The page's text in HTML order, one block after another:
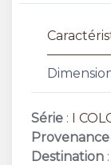
Série : I
Provenance
Destination